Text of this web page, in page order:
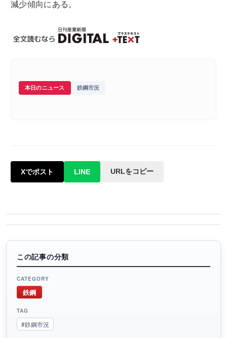
減少傾向にある。
本日のニュース 鉄鋼市況
Xでポスト LINE URLをコピー
この記事の分類
CATEGORY
鉄鋼
TAG
#鉄鋼市況